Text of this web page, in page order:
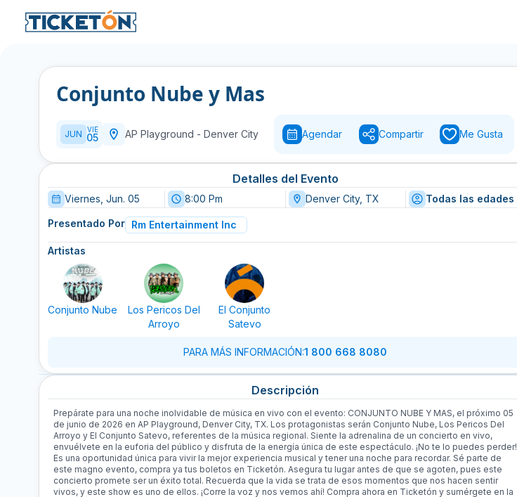
Conjunto Nube y Mas
JUN VIE
05 AP Playground - Denver City Agendar Compartir Me Gusta
Detalles del Evento
Viernes, Jun. 05 8:00 Pm Denver City, TX Todas las edades
Presentado Por Rm Entertainment Inc
Artistas
Conjunto Nube
Los Pericos Del
Arroyo
El Conjunto
Satevo
PARA MÁS INFORMACIÓN:1 800 668 8080
Descripción
Prepárate para una noche inolvidable de música en vivo con el evento: CONJUNTO NUBE Y MAS, el próximo 05
de junio de 2026 en AP Playground, Denver City, TX. Los protagonistas serán Conjunto Nube, Los Pericos Del
Arroyo y El Conjunto Satevo, referentes de la música regional. Siente la adrenalina de un concierto en vivo,
envuélvete en la euforia del público y disfruta de la energía única de este espectáculo. ¡No te lo puedes perder!
Es una oportunidad única para vivir la mejor experiencia musical y tener una noche para recordar. Sé parte de
este magno evento, compra ya tus boletos en Ticketón. Asegura tu lugar antes de que se agoten, pues este
concierto promete ser un éxito total. Recuerda que la vida se trata de esos momentos que nos hacen sentir
vivos, y este show es uno de ellos. ¡Corre la voz y nos vemos ahí! Compra ahora en Ticketón y sumérgete en la